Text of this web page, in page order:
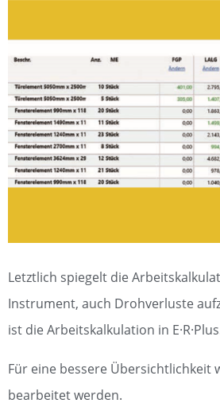
Letztlich spiegelt die
Instrument, auch Drohverluste
ist die Arbeitskalkulation in
Für eine bessere Übersichtlichkeit
bearbeitet werden.